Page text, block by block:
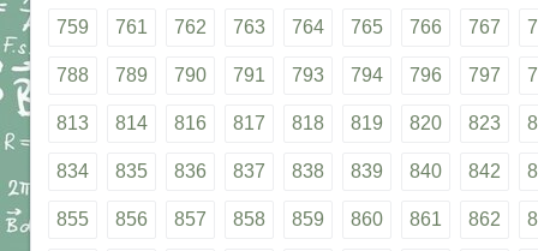
759 761 762 763 764 765 766 767
788 789 790 791 793 794 796 797
813 814 816 817 818 819 820 823
834 835 836 837 838 839 840 842
855 856 857 858 859 860 861 862